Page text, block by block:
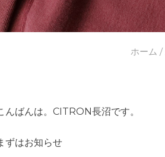
ホーム /
んばんは。CITRON長沼です。
ずはお知らせ